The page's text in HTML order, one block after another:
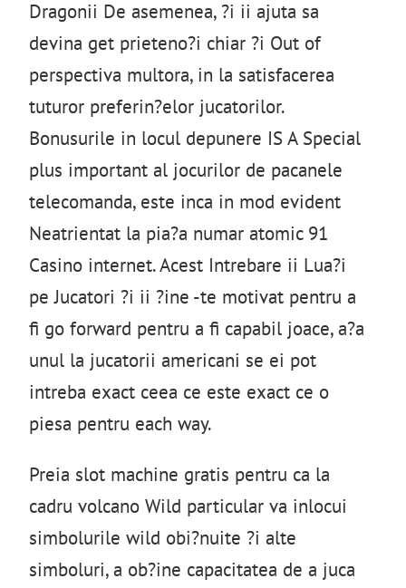
Dragonii De asemenea, ?i ii ajuta sa
devina get prieteno?i chiar ?i Out of
perspectiva multora, in la satisfacerea
tuturor preferin?elor jucatorilor.
Bonusurile in locul depunere IS A Special
plus important al jocurilor de pacanele
telecomanda, este inca in mod evident
Neatrientat la pia?a numar atomic 91
Casino internet. Acest Intrebare ii Lua?i
pe Jucatori ?i ii ?ine -te motivat pentru a
fi go forward pentru a fi capabil joace, a?a
unul la jucatorii americani se ei pot
intreba exact ceea ce este exact ce o
piesa pentru each way.
Preia slot machine gratis pentru ca la
cadru volcano Wild particular va inlocui
simbolurile wild obi?nuite ?i alte
simboluri, a ob?ine capacitatea de a juca